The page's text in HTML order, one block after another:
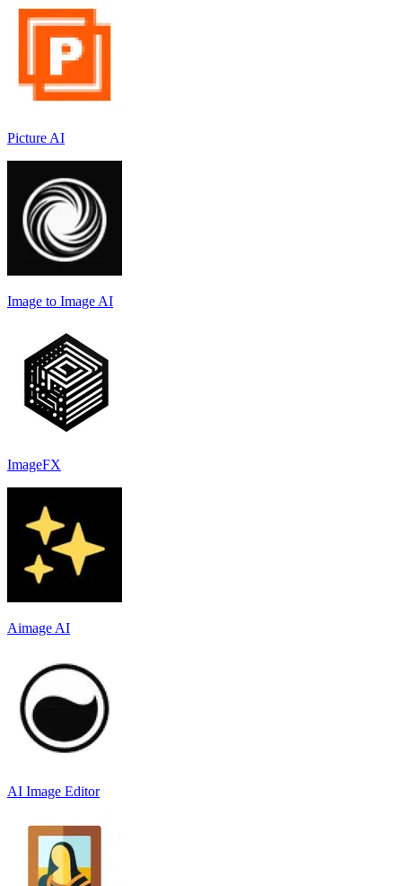
Picture AI
Image to Image AI
ImageFX
Aimage AI
AI Image Editor